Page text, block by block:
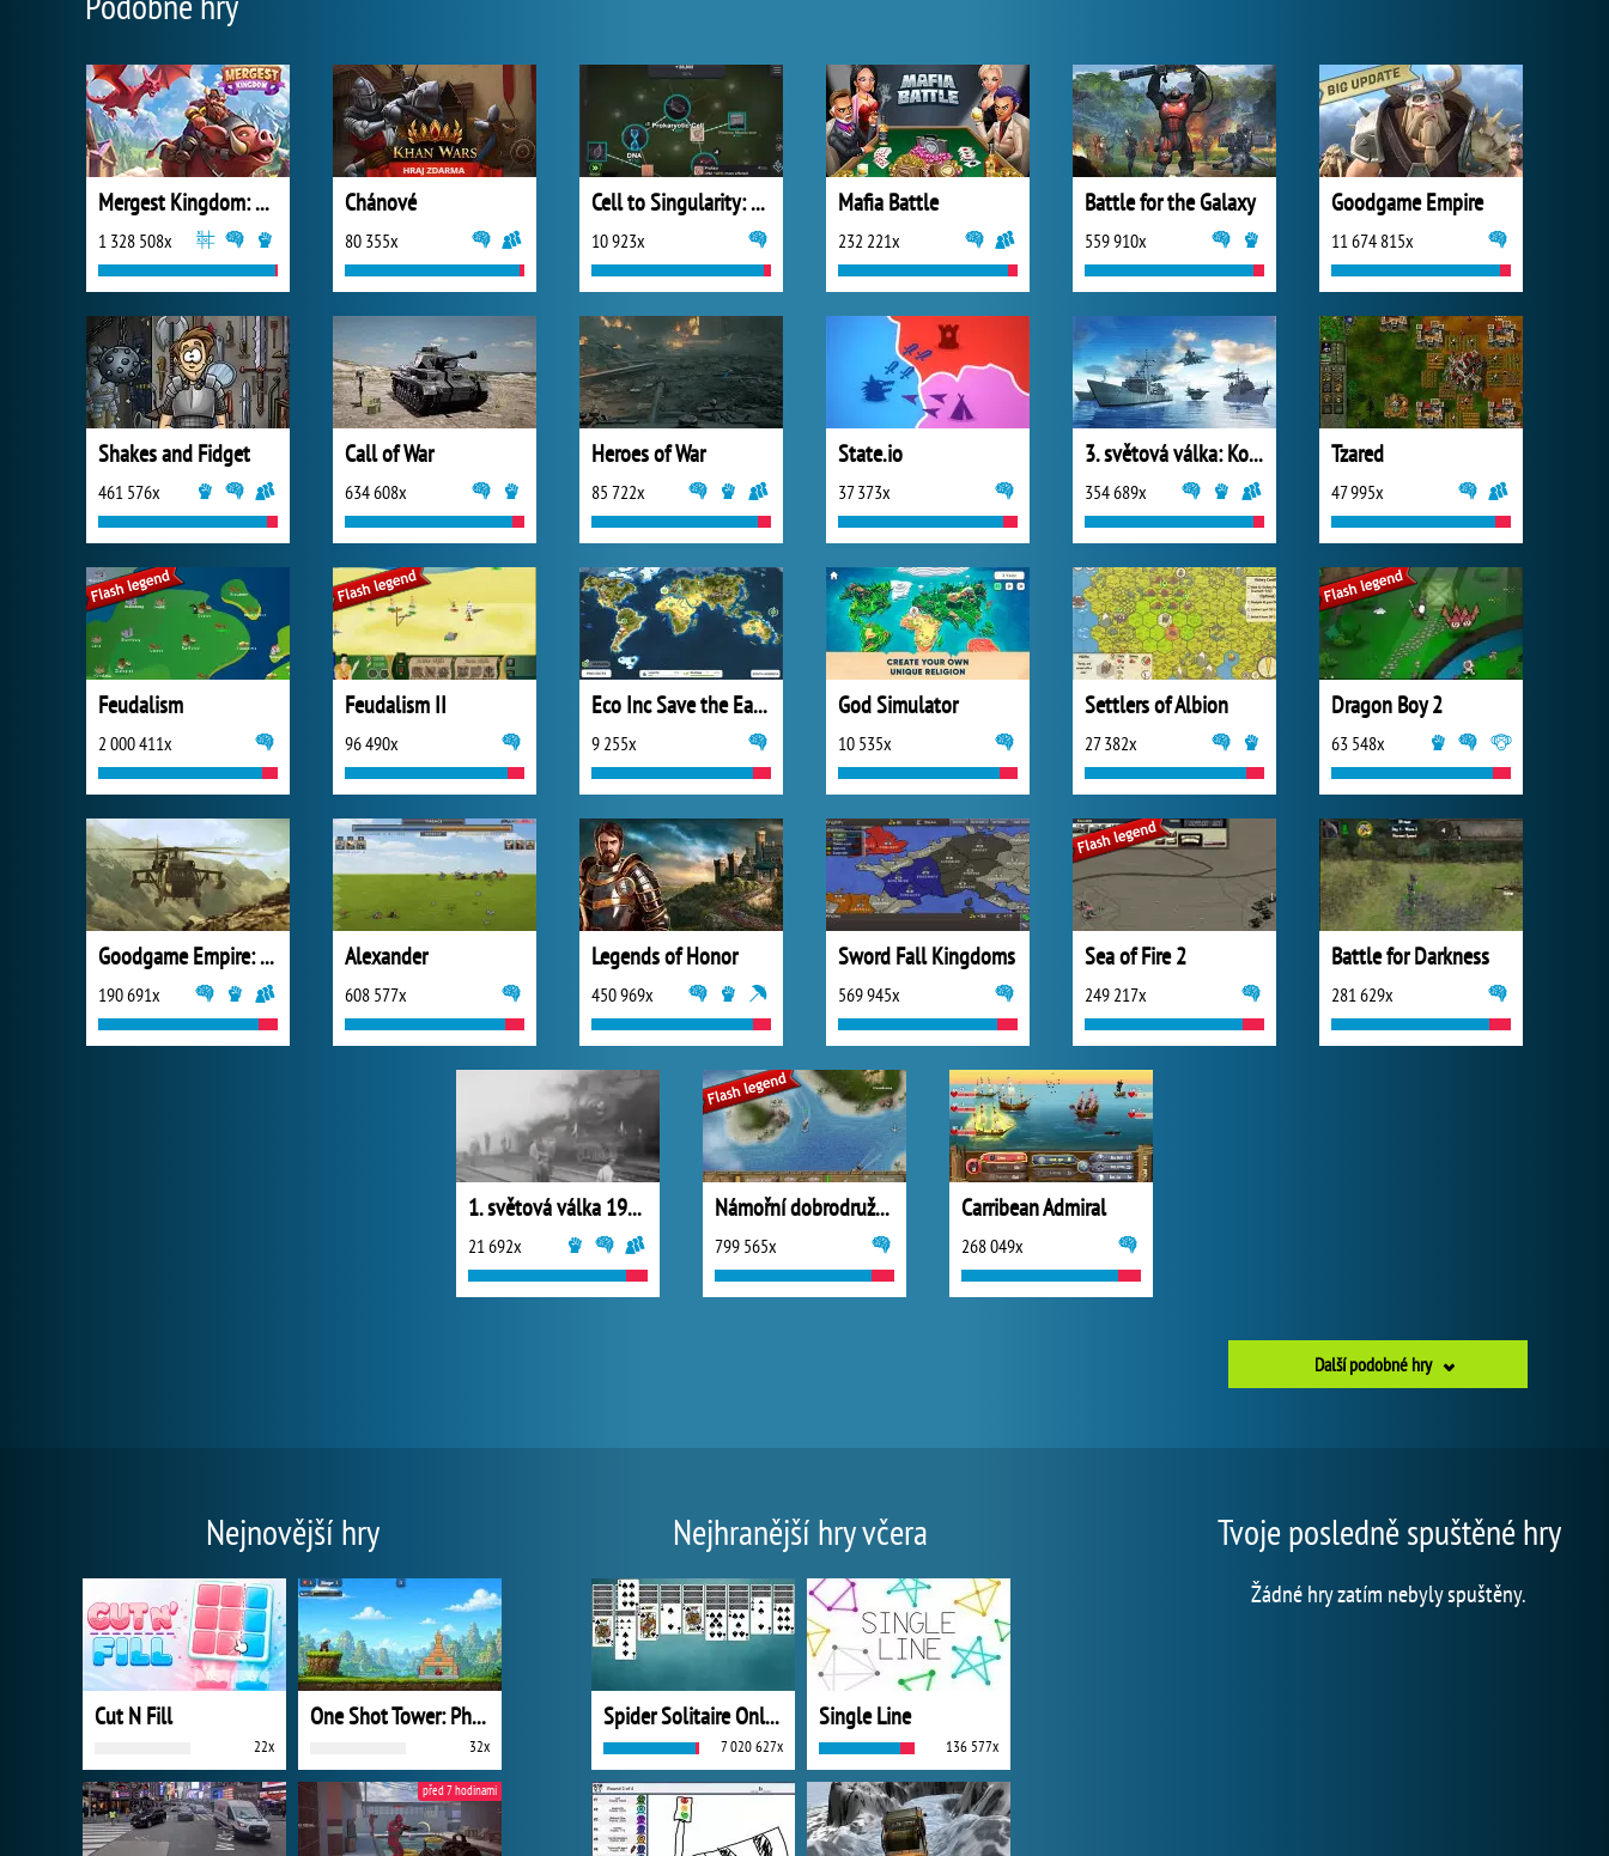
Mergest Kingdom: Merge Puzzle
1 328 508x
Chánové
80 355x
Cell to Singularity: Evolution
10 923x
Mafia Battle
232 221x
Battle for the Galaxy
559 910x
Goodgame Empire
11 674 815x
Shakes and Fidget
461 576x
Call of War
634 608x
Heroes of War
85 722x
State.io
37 373x
3. světová válka: Konflikt národů
354 689x
Tzared
47 995x
Feudalism
2 000 411x
Feudalism II
96 490x
Eco Inc Save the Earth Planet
9 255x
God Simulator
10 535x
Settlers of Albion
27 382x
Dragon Boy 2
63 548x
Goodgame Empire: World War 3
190 691x
Alexander
608 577x
Legends of Honor
450 969x
Sword Fall Kingdoms
569 945x
Sea of Fire 2
249 217x
Battle for Darkness
281 629x
1. světová válka 1914
21 692x
Námořní dobrodružství
799 565x
Carribean Admiral
268 049x
Další podobné hry
Nejnovější hry
Cut N Fill
22x
One Shot Tower: Physics Destroyer
32x
před 7 hodinami
Nejhranější hry včera
Spider Solitaire Online
7 020 627x
Single Line
136 577x
Tvoje posledně spuštěné hry
Žádné hry zatím nebyly spuštěny.